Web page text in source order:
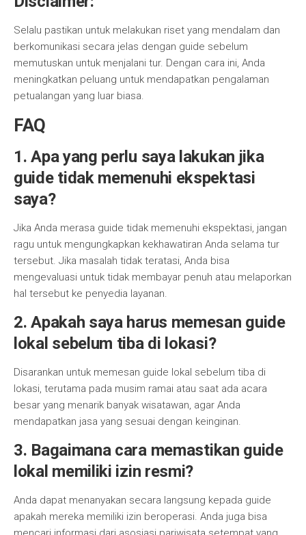
Selalu pastikan untuk melakukan riset yang mendalam dan
berkomunikasi secara jelas dengan guide sebelum
memutuskan untuk menjalani tur. Dengan cara ini, Anda
meningkatkan peluang untuk mendapatkan pengalaman
petualangan yang luar biasa.
FAQ
1. Apa yang perlu saya lakukan jika
guide tidak memenuhi ekspektasi
saya?
Jika Anda merasa guide tidak memenuhi ekspektasi, jangan
ragu untuk mengungkapkan kekhawatiran Anda selama tur
tersebut. Jika masalah tidak teratasi, Anda bisa
mengevaluasi untuk tidak membayar penuh atau melaporkan
hal tersebut ke penyedia layanan.
2. Apakah saya harus memesan guide
lokal sebelum tiba di lokasi?
Disarankan untuk memesan guide lokal sebelum tiba di
lokasi, terutama pada musim ramai atau saat ada acara
besar yang menarik banyak wisatawan, agar Anda
mendapatkan jasa yang sesuai dengan keinginan.
3. Bagaimana cara memastikan guide
lokal memiliki izin resmi?
Anda dapat menanyakan secara langsung kepada guide
apakah mereka memiliki izin beroperasi. Anda juga bisa